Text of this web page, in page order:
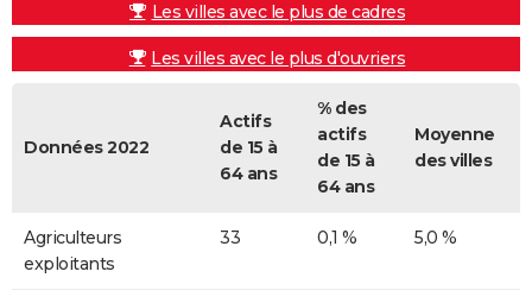
Les villes avec le plus de cadres
Les villes avec le plus d'ouvriers
Données 2022
Actifs
de 15 à
64 ans
% des
actifs
de 15 à
64 ans
Moyenne
des villes
Agriculteurs
exploitants
33 0,1 % 5,0 %